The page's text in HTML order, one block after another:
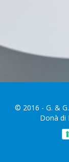
© 2016 - G. &
Donà di